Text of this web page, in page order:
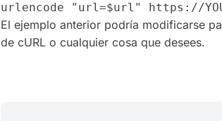
urlencode "url=$url" https://
El ejemplo anterior podría modificarse
de cURL o cualquier cosa que desees.